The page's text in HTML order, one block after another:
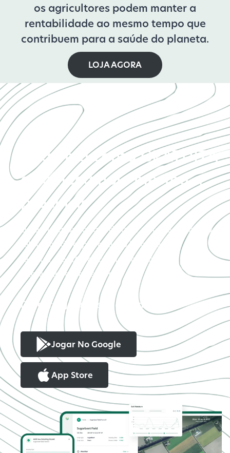
os agricultores podem manter a
rentabilidade ao mesmo tempo que
contribuem para a saúde do planeta.
LOJA AGORA
Cria uma conta GRATUITA
e começa hoje mesmo a
procurar
Uma plataforma fácil de usar para todos os teus
relatórios de exploração, o local perfeito para
registar e partilhar conhecimentos com
intervenientes externos
Descarrega a nossa aplicação
Jogar No Google
App Store